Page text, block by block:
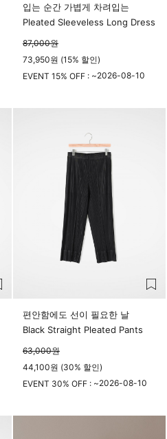
입는 순간 가볍게 차려입는
Pleated Sleeveless Long Dress
87,000원
73,950원 (15% 할인)
EVENT 15% OFF : ~2026-08-10
편안함에도 선이 필요한 날
Black Straight Pleated Pants
63,000원
44,100원 (30% 할인)
EVENT 30% OFF : ~2026-08-10